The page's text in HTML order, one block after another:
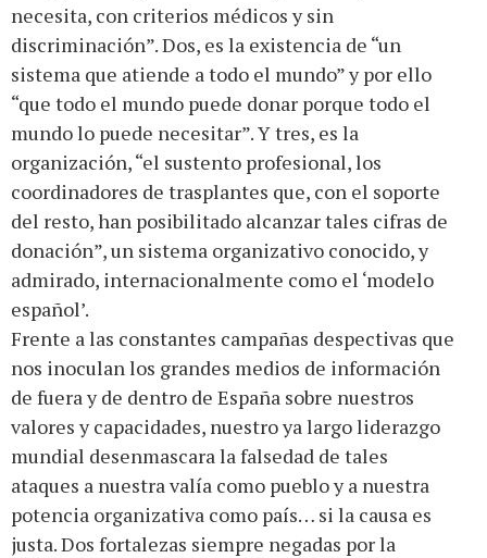
necesita, con criterios médicos y sin
discriminación”. Dos, es la existencia de “un
sistema que atiende a todo el mundo” y por ello
“que todo el mundo puede donar porque todo el
mundo lo puede necesitar”. Y tres, es la
organización, “el sustento profesional, los
coordinadores de trasplantes que, con el soporte
del resto, han posibilitado alcanzar tales cifras de
donación”, un sistema organizativo conocido, y
admirado, internacionalmente como el ‘modelo
español’.
Frente a las constantes campañas despectivas que
nos inoculan los grandes medios de información
de fuera y de dentro de España sobre nuestros
valores y capacidades, nuestro ya largo liderazgo
mundial desenmascara la falsedad de tales
ataques a nuestra valía como pueblo y a nuestra
potencia organizativa como país… si la causa es
justa. Dos fortalezas siempre negadas por la